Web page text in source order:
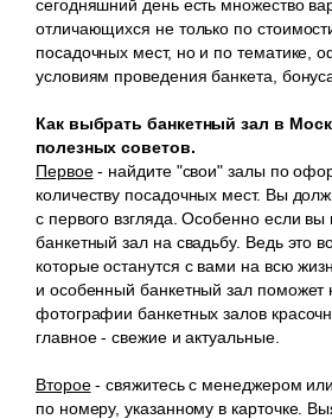
сегодняшний день есть множество
отличающихся не только по
посадочных мест, но и по тематике,
условиям проведения банкета,
Как выбрать банкетный зал в
полезных советов.
Первое- найдите "свои" залы по
количеству посадочных мест. Вы
с первого взгляда. Особенно если вы
банкетный зал на свадьбу. Ведь это
которые останутся с вами на всю
и особенный банкетный зал поможет
фотографии банкетных залов
главное - свежие и актуальные.
Второе- свяжитесь с менеджером
по номеру, указанному в карточке.